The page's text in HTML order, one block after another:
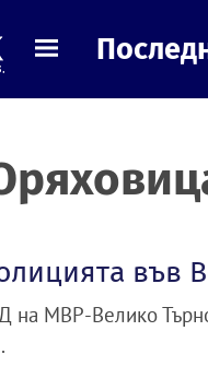
във
на МВР-Велико